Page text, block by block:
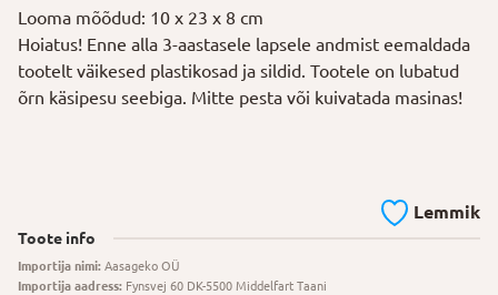
Looma mõõdud: 10 x 23 x 8 cm
Hoiatus! Enne alla 3-aastasele lapsele andmist eemaldada
tootelt väikesed plastikosad ja sildid. Tootele on lubatud
õrn käsipesu seebiga. Mitte pesta või kuivatada masinas!
Lemmik
Toote info
Importija nimi: Aasageko OÜ
Importija aadress: Fynsvej 60 DK-5500 Middelfart Taani